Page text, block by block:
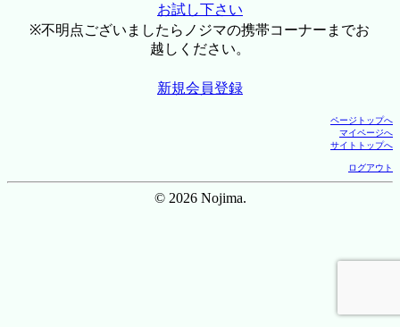
お試し下さい
※不明点ございましたらノジマの携帯コーナーまでお
越しください。
新規会員登録
ページトップへ
マイページへ
サイトトップへ
ログアウト
© 2026 Nojima.